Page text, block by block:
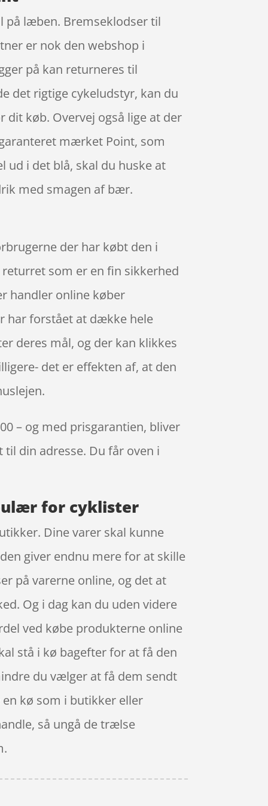
på læben. Bremseklodser til
er nok den webshop i
på kan returneres til
det rigtige cykeludstyr, kan du
køb. Overvej også lige at der
mærket Point, som
ud i det blå, skal du huske at
med smagen af bær.
der har købt den i
som er en fin sikkerhed
handler online køber
har forstået at dække hele
deres mål, og der kan klikkes
det er effekten af, at den
– og med prisgarantien, bliver
din adresse. Du får oven i
for cyklister
Dine varer skal kunne
giver endnu mere for at skille
på varerne online, og det at
Og i dag kan du uden videre
ved købe produkterne online
stå i kø bagefter for at få den
du vælger at få dem sendt
kø som i butikker eller
så ungå de trælse